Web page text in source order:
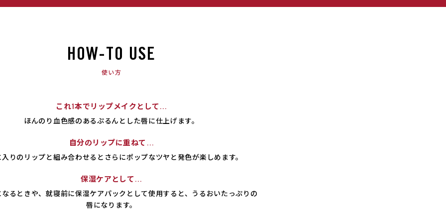
HOW-TO USE
使い方
これ1本でリップメイクとして…
ほんのり血色感のあるぷるんとした唇に仕上げます。
自分のリップに重ねて…
入りのリップと組み合わせるとさらにポップなツヤと発色が楽しめます。
保湿ケアとして…
なるときや、就寝前に保湿ケアパックとして使用すると、うるおいたっぷりの
唇になります。